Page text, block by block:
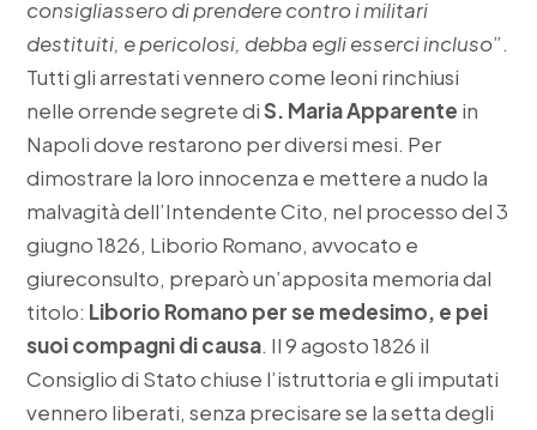
consigliassero di prendere contro i militari
destituiti, e pericolosi, debba egli esserci incluso”.
Tutti gli arrestati vennero come leoni rinchiusi
nelle orrende segrete diS. Maria Apparente in
Napoli dove restarono per diversi mesi. Per
dimostrare la loro innocenza e mettere a nudo la
malvagità dell’Intendente Cito, nel processo del 3
giugno 1826, Liborio Romano, avvocato e
giureconsulto, preparò un’apposita memoria dal
titolo: Liborio Romano per se medesimo, e pei
suoi compagni di causa. Il 9 agosto 1826 il
Consiglio di Stato chiuse l’istruttoria e gli imputati
vennero liberati, senza precisare se la setta degli